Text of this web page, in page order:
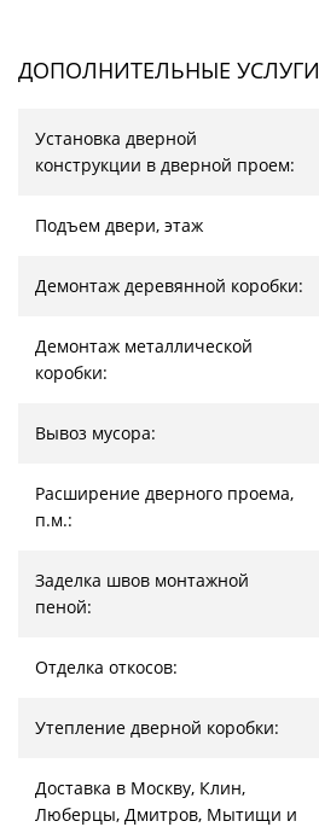
ДОПОЛНИТЕЛЬНЫЕ УСЛУГИ
Установка дверной
конструкции в дверной проем:
Подъем двери, этаж
Демонтаж деревянной коробки:
Демонтаж металлической
коробки:
Вывоз мусора:
Расширение дверного проема,
п.м.:
Заделка швов монтажной
пеной:
Отделка откосов:
Утепление дверной коробки:
Доставка в Москву, Клин,
Люберцы, Дмитров, Мытищи и